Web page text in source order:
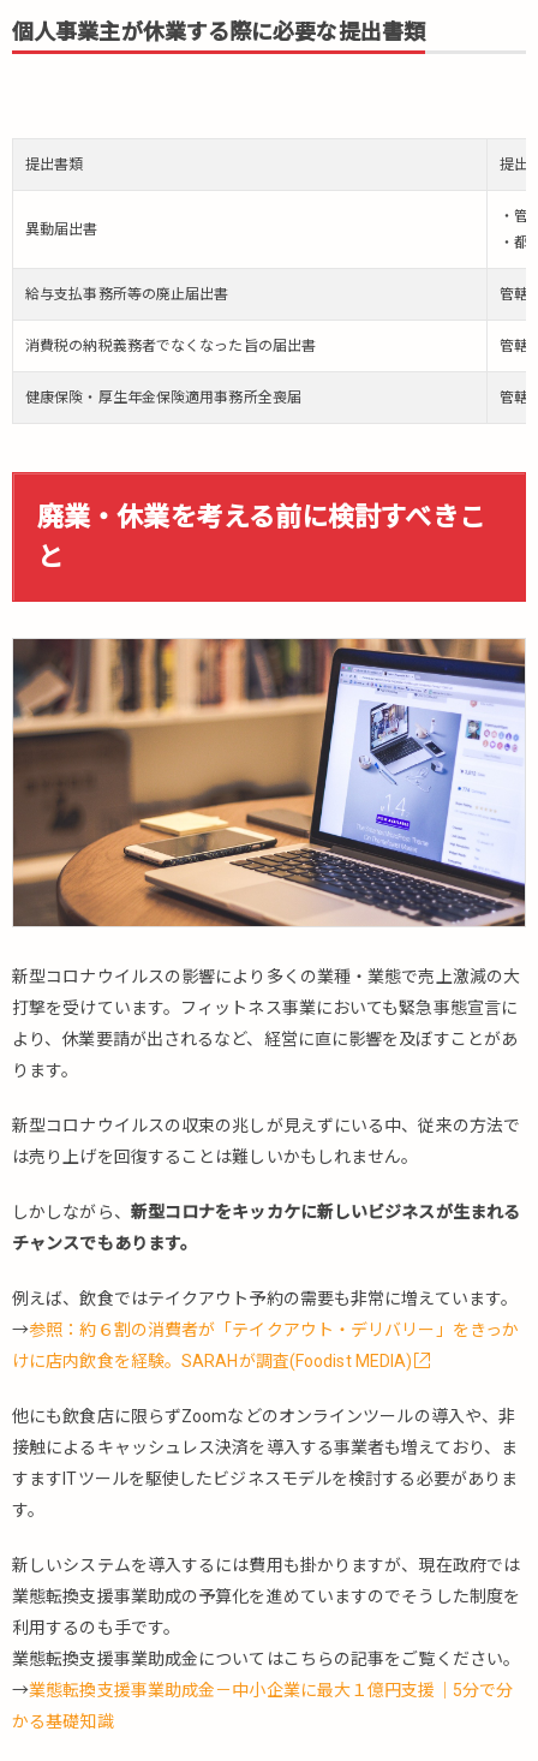
個人事業主が休業する際に必要な提出書類
提出書類 提出
異動届出書
・管
・都
給与支払事務所等の廃止届出書 管轄
消費税の納税義務者でなくなった旨の届出書 管轄
健康保険・厚生年金保険適用事務所全喪届 管轄
廃業・休業を考える前に検討すべきこ
と
新型コロナウイルスの影響により多くの業種・業態で売上激減の大
打撃を受けています。フィットネス事業においても緊急事態宣言に
より、休業要請が出されるなど、経営に直に影響を及ぼすことがあ
ります。
新型コロナウイルスの収束の兆しが見えずにいる中、従来の方法で
は売り上げを回復することは難しいかもしれません。
しかしながら、 新型コロナをキッカケに新しいビジネスが生まれる
チャンスでもあります。
例えば、飲食ではテイクアウト予約の需要も非常に増えています。
→参照：約６割の消費者が「テイクアウト・デリバリー」をきっか
けに店内飲食を経験。SARAHが調査(Foodist MEDIA)
他にも飲食店に限らずZoomなどのオンラインツールの導入や、非
接触によるキャッシュレス決済を導入する事業者も増えており、ま
すますITツールを駆使したビジネスモデルを検討する必要がありま
す。
新しいシステムを導入するには費用も掛かりますが、現在政府では
業態転換支援事業助成の予算化を進めていますのでそうした制度を
利用するのも手です。
業態転換支援事業助成金についてはこちらの記事をご覧ください。
→業態転換支援事業助成金－中小企業に最大１億円支援｜5分で分
かる基礎知識